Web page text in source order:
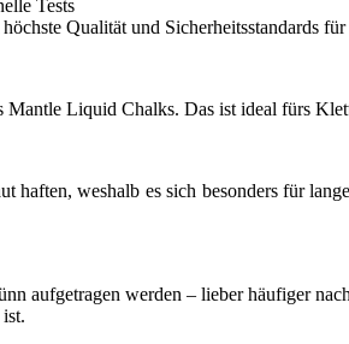
Tests
Qualität und Sicherheitsstandards
Mantle Liquid Chalks. Das ist ideal fürs
weshalb es sich besonders für
aufgetragen werden – lieber häufiger